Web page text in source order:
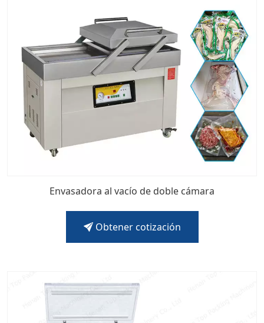
Envasadora al vacío de doble cámara
Obtener cotización